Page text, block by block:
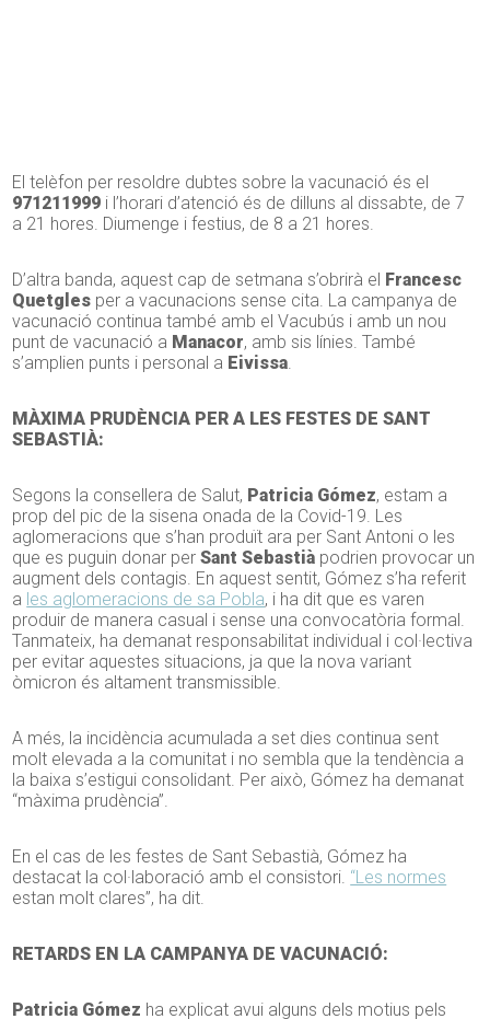
El telèfon per resoldre dubtes sobre la vacunació és el
971211999 i l’horari d’atenció és de dilluns al dissabte, de 7
a 21 hores. Diumenge i festius, de 8 a 21 hores.
D’altra banda, aquest cap de setmana s’obrirà el Francesc
Quetgles per a vacunacions sense cita. La campanya de
vacunació continua també amb el Vacubús i amb un nou
punt de vacunació a Manacor, amb sis línies. També
s’amplien punts i personal a Eivissa
MÀXIMA PRUDÈNCIA PER A LES FESTES DE SANT
SEBASTIÀ:
Segons la consellera de Salut, Patricia Gómez, estam a
prop del pic de la sisena onada de la Covid-19. Les
aglomeracions que s’han produït ara per Sant Antoni o les
que es puguin donar perSant Sebastià podrien provocar un
augment dels contagis. En aquest sentit, Gómez s’ha referit
a les aglomeracions de sa Pobla, i ha dit que es varen
produir de manera casual i sense una convocatòria formal.
Tanmateix, ha demanat responsabilitat individual i col·lectiva
per evitar aquestes situacions, ja que la nova variant
òmicron és altament transmissible.
A més, la incidència acumulada a set dies continua sent
molt elevada a la comunitat i no sembla que la tendència a
la baixa s’estigui consolidant. Per això, Gómez ha demanat
“màxima prudència”.
En el cas de les festes de Sant Sebastià, Gómez ha
destacat la col·laboració amb el consistori. “Les normes
estan molt clares”, ha dit.
RETARDS EN LA CAMPANYA DE VACUNACIÓ:
Patricia Gómez ha explicat avui alguns dels motius pels